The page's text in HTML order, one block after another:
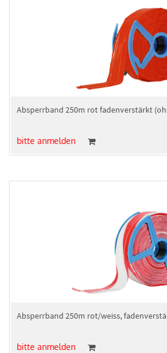
Absperrband 250m rot fadenverstärkt
bitte anmelden
Absperrband 250m rot/weiss,
bitte anmelden